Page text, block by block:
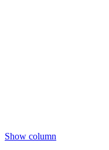
Show column